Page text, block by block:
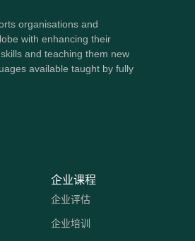
organisations and
with enhancing their
and teaching them new
available taught by fully
企业课程
企业评估
企业培训